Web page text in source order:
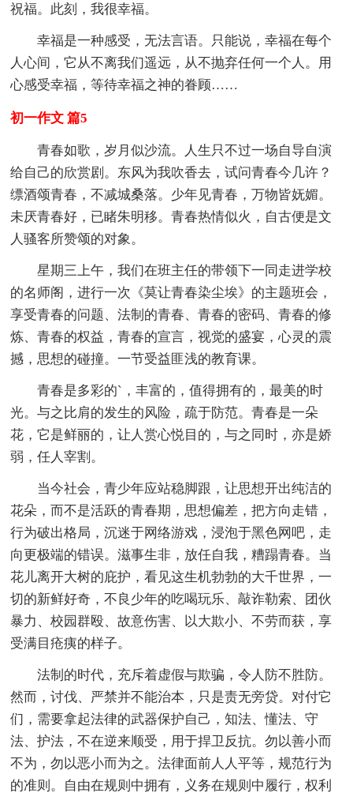
祝福。此刻，我很幸福。
幸福是一种感受，无法言语。只能说，幸福在每个
人心间，它从不离我们遥远，从不抛弃任何一个人。用
心感受幸福，等待幸福之神的眷顾……
初一作文 篇5
青春如歌，岁月似沙流。人生只不过一场自导自演
给自己的欣赏剧。东风为我吹香去，试问青春今几许？
缥酒颂青春，不减城桑落。少年见青春，万物皆妩媚。
未厌青春好，已睹朱明移。青春热情似火，自古便是文
人骚客所赞颂的对象。
星期三上午，我们在班主任的带领下一同走进学校
的名师阁，进行一次《莫让青春染尘埃》的主题班会，
享受青春的问题、法制的青春、青春的密码、青春的修
炼、青春的权益，青春的宣言，视觉的盛宴，心灵的震
撼，思想的碰撞。一节受益匪浅的教育课。
青春是多彩的`，丰富的，值得拥有的，最美的时
光。与之比肩的发生的风险，疏于防范。青春是一朵
花，它是鲜丽的，让人赏心悦目的，与之同时，亦是娇
弱，任人宰割。
当今社会，青少年应站稳脚跟，让思想开出纯洁的
花朵，而不是活跃的青春期，思想偏差，把方向走错，
行为破出格局，沉迷于网络游戏，浸泡于黑色网吧，走
向更极端的错误。滋事生非，放任自我，糟蹋青春。当
花儿离开大树的庇护，看见这生机勃勃的大千世界，一
切的新鲜好奇，不良少年的吃喝玩乐、敲诈勒索、团伙
暴力、校园群殴、故意伤害、以大欺小、不劳而获，享
受满目疮痍的样子。
法制的时代，充斥着虚假与欺骗，令人防不胜防。
然而，讨伐、严禁并不能治本，只是责无旁贷。对付它
们，需要拿起法律的武器保护自己，知法、懂法、守
法、护法，不在逆来顺受，用于捍卫反抗。勿以善小而
不为，勿以恶小而为之。法律面前人人平等，规范行为
的准则。自由在规则中拥有，义务在规则中履行，权利